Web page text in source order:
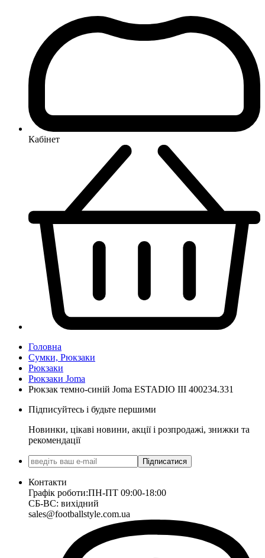
Кабінет
Головна
Сумки, Рюкзаки
Рюкзаки
Рюкзаки Joma
Рюкзак темно-синій Joma ESTADIO III 400234.331
Підписуйтесь і будьте першими
Новинки, цікаві новини, акції і розпродажі, знижки та
рекомендації
Підписатися
Контакти
Графік роботи:ПН-ПТ 09:00-18:00
СБ-ВС: вихідний
sales@footballstyle.com.ua